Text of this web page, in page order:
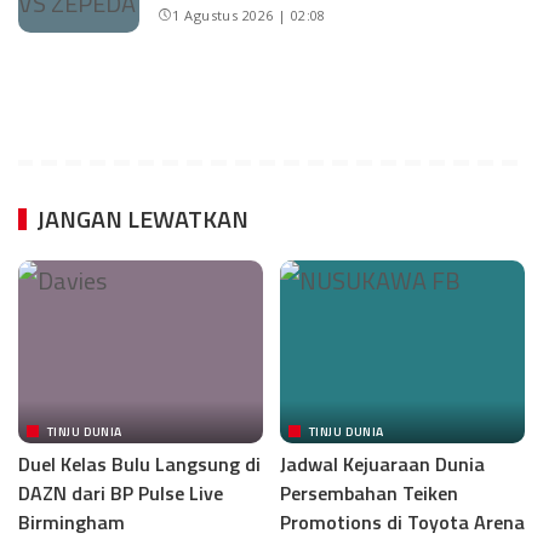
1 Agustus 2026 | 02:08
JANGAN LEWATKAN
TINJU DUNIA
Duel Kelas Bulu Langsung di
DAZN dari BP Pulse Live
Birmingham
TINJU DUNIA
Jadwal Kejuaraan Dunia
Persembahan Teiken
Promotions di Toyota Arena